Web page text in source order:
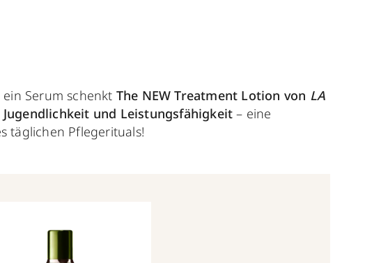
Serum schenkt The NEW Treatment Lotion von LA
Jugendlichkeit und Leistungsfähigkeit– eine
täglichen Pflegerituals!